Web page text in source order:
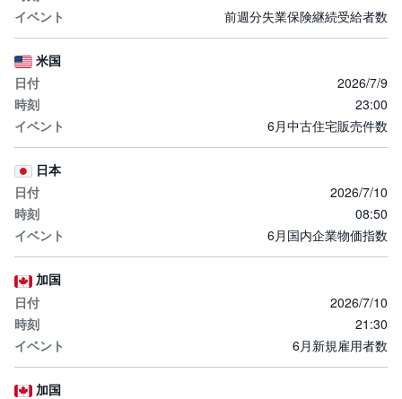
前週分失業保険継続受給者数
米国
2026/7/9
23:00
6月中古住宅販売件数
日本
2026/7/10
08:50
6月国内企業物価指数
加国
2026/7/10
21:30
6月新規雇用者数
加国